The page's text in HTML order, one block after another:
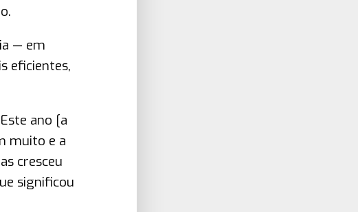
— em
eficientes,
ano [a
muito e a
cresceu
significou